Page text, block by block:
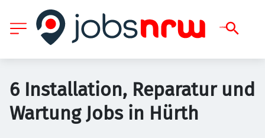
6 Installation, Reparatur und
Wartung Jobs in Hürth